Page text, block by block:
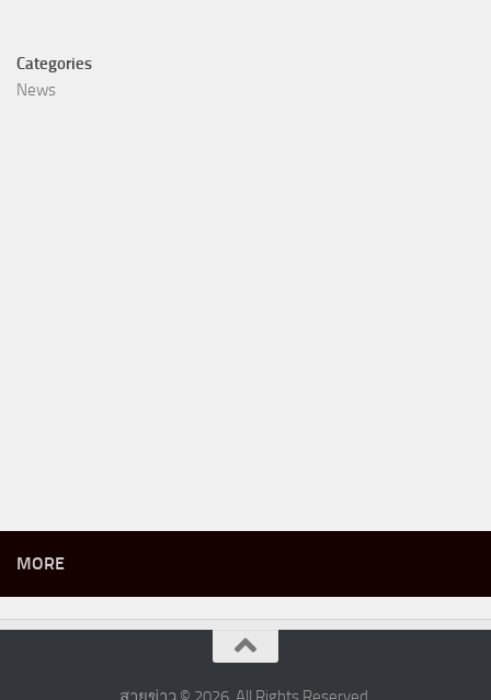
Categories
News
MORE